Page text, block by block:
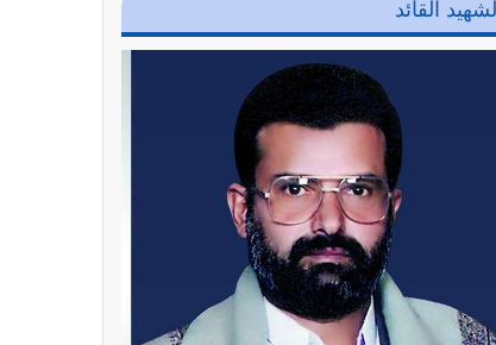
القائد